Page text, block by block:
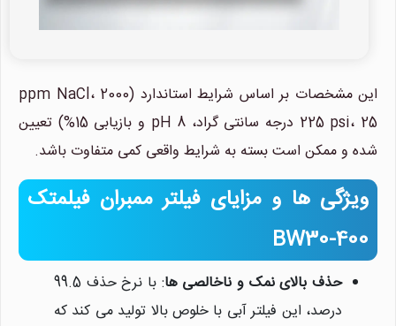
این مشخصات بر اساس شرایط استاندارد (2000 ppm NaCl،
225 psi، 25 درجه سانتی گراد، pH 8 و بازیابی 15%) تعیین
شده و ممکن است بسته به شرایط واقعی کمی متفاوت باشد.
ویژگی ها و مزایای فیلتر ممبران فیلمتک
BW30-400
حذف بالای نمک و ناخالصی ها
: با نرخ حذف 99.5
درصد، این فیلتر آبی با خلوص بالا تولید می کند که